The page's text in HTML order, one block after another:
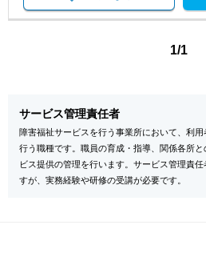
1/1
サービス管理責任者
障害福祉サービスを行う事業所において、利
行う職種です。職員の育成・指導、関係各所
ビス提供の管理を行います。サービス管理責
すが、実務経験や研修の受講が必要です。